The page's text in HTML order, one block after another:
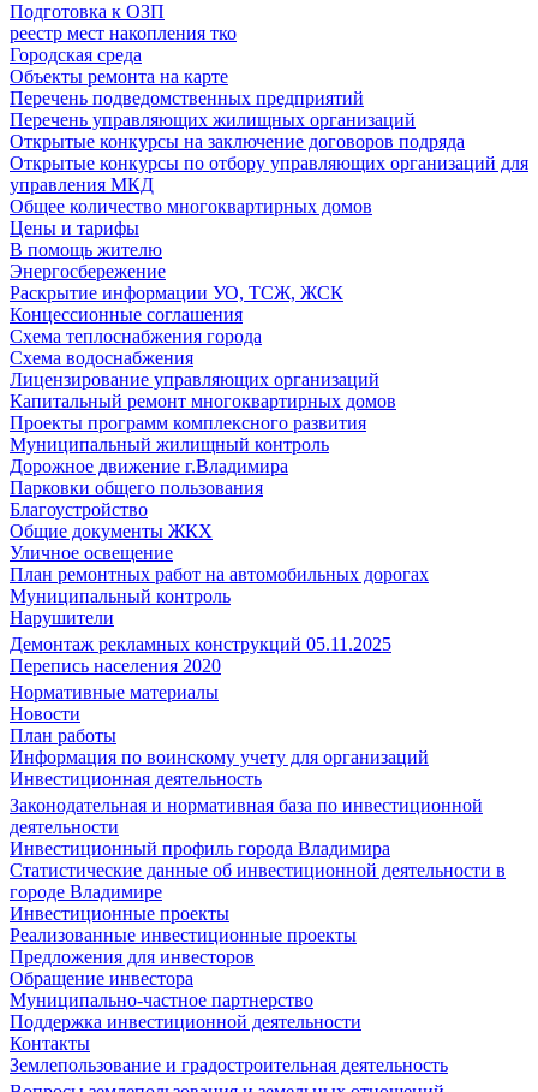
Подготовка к ОЗП
реестр мест накопления тко
Городская среда
Объекты ремонта на карте
Перечень подведомственных предприятий
Перечень управляющих жилищных организаций
Открытые конкурсы на заключение договоров подряда
Открытые конкурсы по отбору управляющих организаций для
управления МКД
Общее количество многоквартирных домов
Цены и тарифы
В помощь жителю
Энергосбережение
Раскрытие информации УО, ТСЖ, ЖСК
Концессионные соглашения
Схема теплоснабжения города
Схема водоснабжения
Лицензирование управляющих организаций
Капитальный ремонт многоквартирных домов
Проекты программ комплексного развития
Муниципальный жилищный контроль
Дорожное движение г.Владимира
Парковки общего пользования
Благоустройство
Общие документы ЖКХ
Уличное освещение
План ремонтных работ на автомобильных дорогах
Муниципальный контроль
Нарушители
Демонтаж рекламных конструкций 05.11.2025
Перепись населения 2020
Нормативные материалы
Новости
План работы
Информация по воинскому учету для организаций
Инвестиционная деятельность
Законодательная и нормативная база по инвестиционной
деятельности
Инвестиционный профиль города Владимира
Статистические данные об инвестиционной деятельности в
городе Владимире
Инвестиционные проекты
Реализованные инвестиционные проекты
Предложения для инвесторов
Обращение инвестора
Муниципально-частное партнерство
Поддержка инвестиционной деятельности
Контакты
Землепользование и градостроительная деятельность